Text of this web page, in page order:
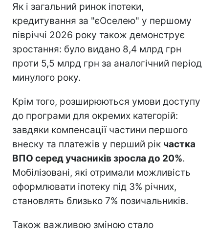
Як і загальний ринок іпотеки,
кредитування за "єОселею" у першому
півріччі 2026 року також демонструє
зростання: було видано 8,4 млрд грн
проти 5,5 млрд грн за аналогічний період
минулого року.
Крім того, розширюються умови доступу
до програми для окремих категорій:
завдяки компенсації частини першого
внеску та платежів у перший рік частка
ВПО серед учасників зросла до 20%.
Мобілізовані, які отримали можливість
оформлювати іпотеку під 3% річних,
становлять близько 7% позичальників.
Також важливою зміною стало